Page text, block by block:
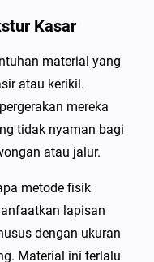
Kasar
material yang
atau kerikil.
mereka
tidak nyaman bagi
atau jalur.
metode fisik
lapisan
dengan ukuran
Material ini terlalu